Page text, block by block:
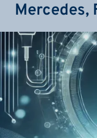
Mercedes,